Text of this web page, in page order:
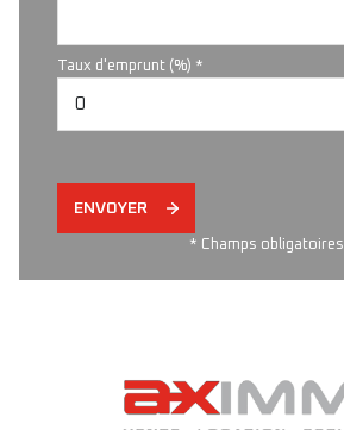
Taux d'emprunt (%) *
ENVOYER
* Champs obligatoires